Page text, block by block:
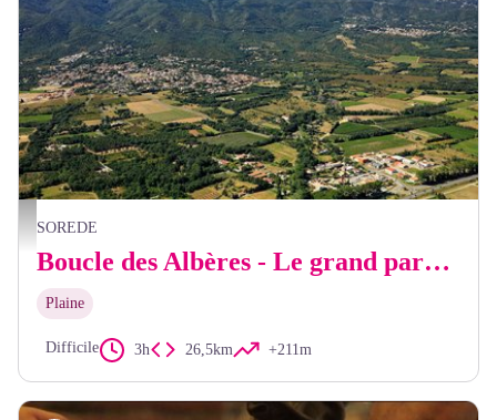
Frédéric Hédelin
SOREDE
Boucle des Albères - Le grand parcours
Plaine
Difficile 3h 26,5km +211m